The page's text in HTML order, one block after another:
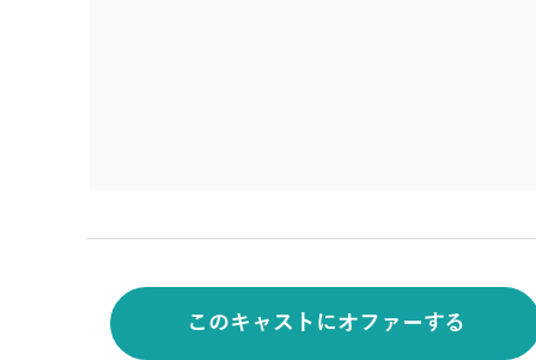
このキャストにオファーする